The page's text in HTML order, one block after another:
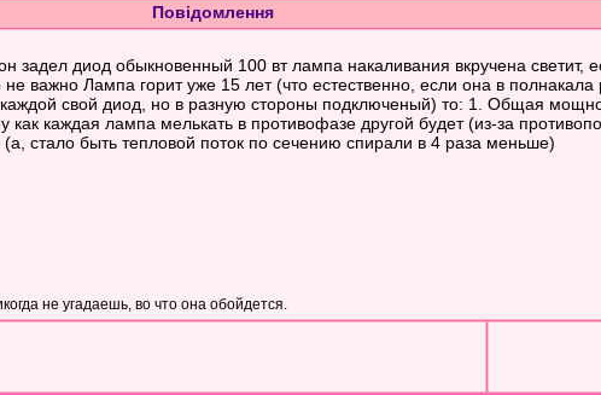
Повідомлення
диод обыкновенный 100 вт лампа накаливания вкручена светит,
важно Лампа горит уже 15 лет (что естественно, если она в
свой диод, но в разную стороны подключеный) то: 1. Общая
каждая лампа мелькать в противофазе другой будет (из-за
стало быть тепловой поток по сечению спирали в 4 раза меньше)
не угадаешь, во что она обойдется.